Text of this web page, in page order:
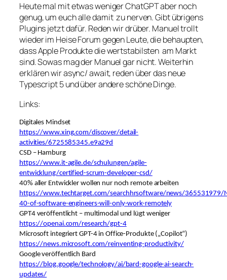
Heute mal mit etwas weniger ChatGPT aber noch
genug, um euch alle damit zu nerven. Gibt übrigens
Plugins jetzt dafür. Reden wir drüber. Manuel trollt
wieder im Heise Forum gegen Leute, die behaupten,
dass Apple Produkte die wertstabilsten am Markt
sind. Sowas mag der Manuel gar nicht. Weiterhin
erklären wir async/ await, reden über das neue
Typescript 5 und über andere schöne Dinge.
Links:
Digitales Mindset
https://www.xing.com/discover/detail-
activities/6725585345.e9a29d
CSD – Hamburg
https://www.it-agile.de/schulungen/agile-
entwicklung/certified-scrum-developer-csd/
40% aller Entwickler wollen nur noch remote arbeiten
https://www.techtarget.com/searchhrsoftware/news/365531979/
40-of-software-engineers-will-only-work-remotely
GPT4 veröffentlicht – multimodal und lügt weniger
https://openai.com/research/gpt-4
Microsoft integriert GPT-4 in Office-Produkte („Copilot“)
https://news.microsoft.com/reinventing-productivity/
Google veröffentlich Bard
https://blog.google/technology/ai/bard-google-ai-search-
updates/